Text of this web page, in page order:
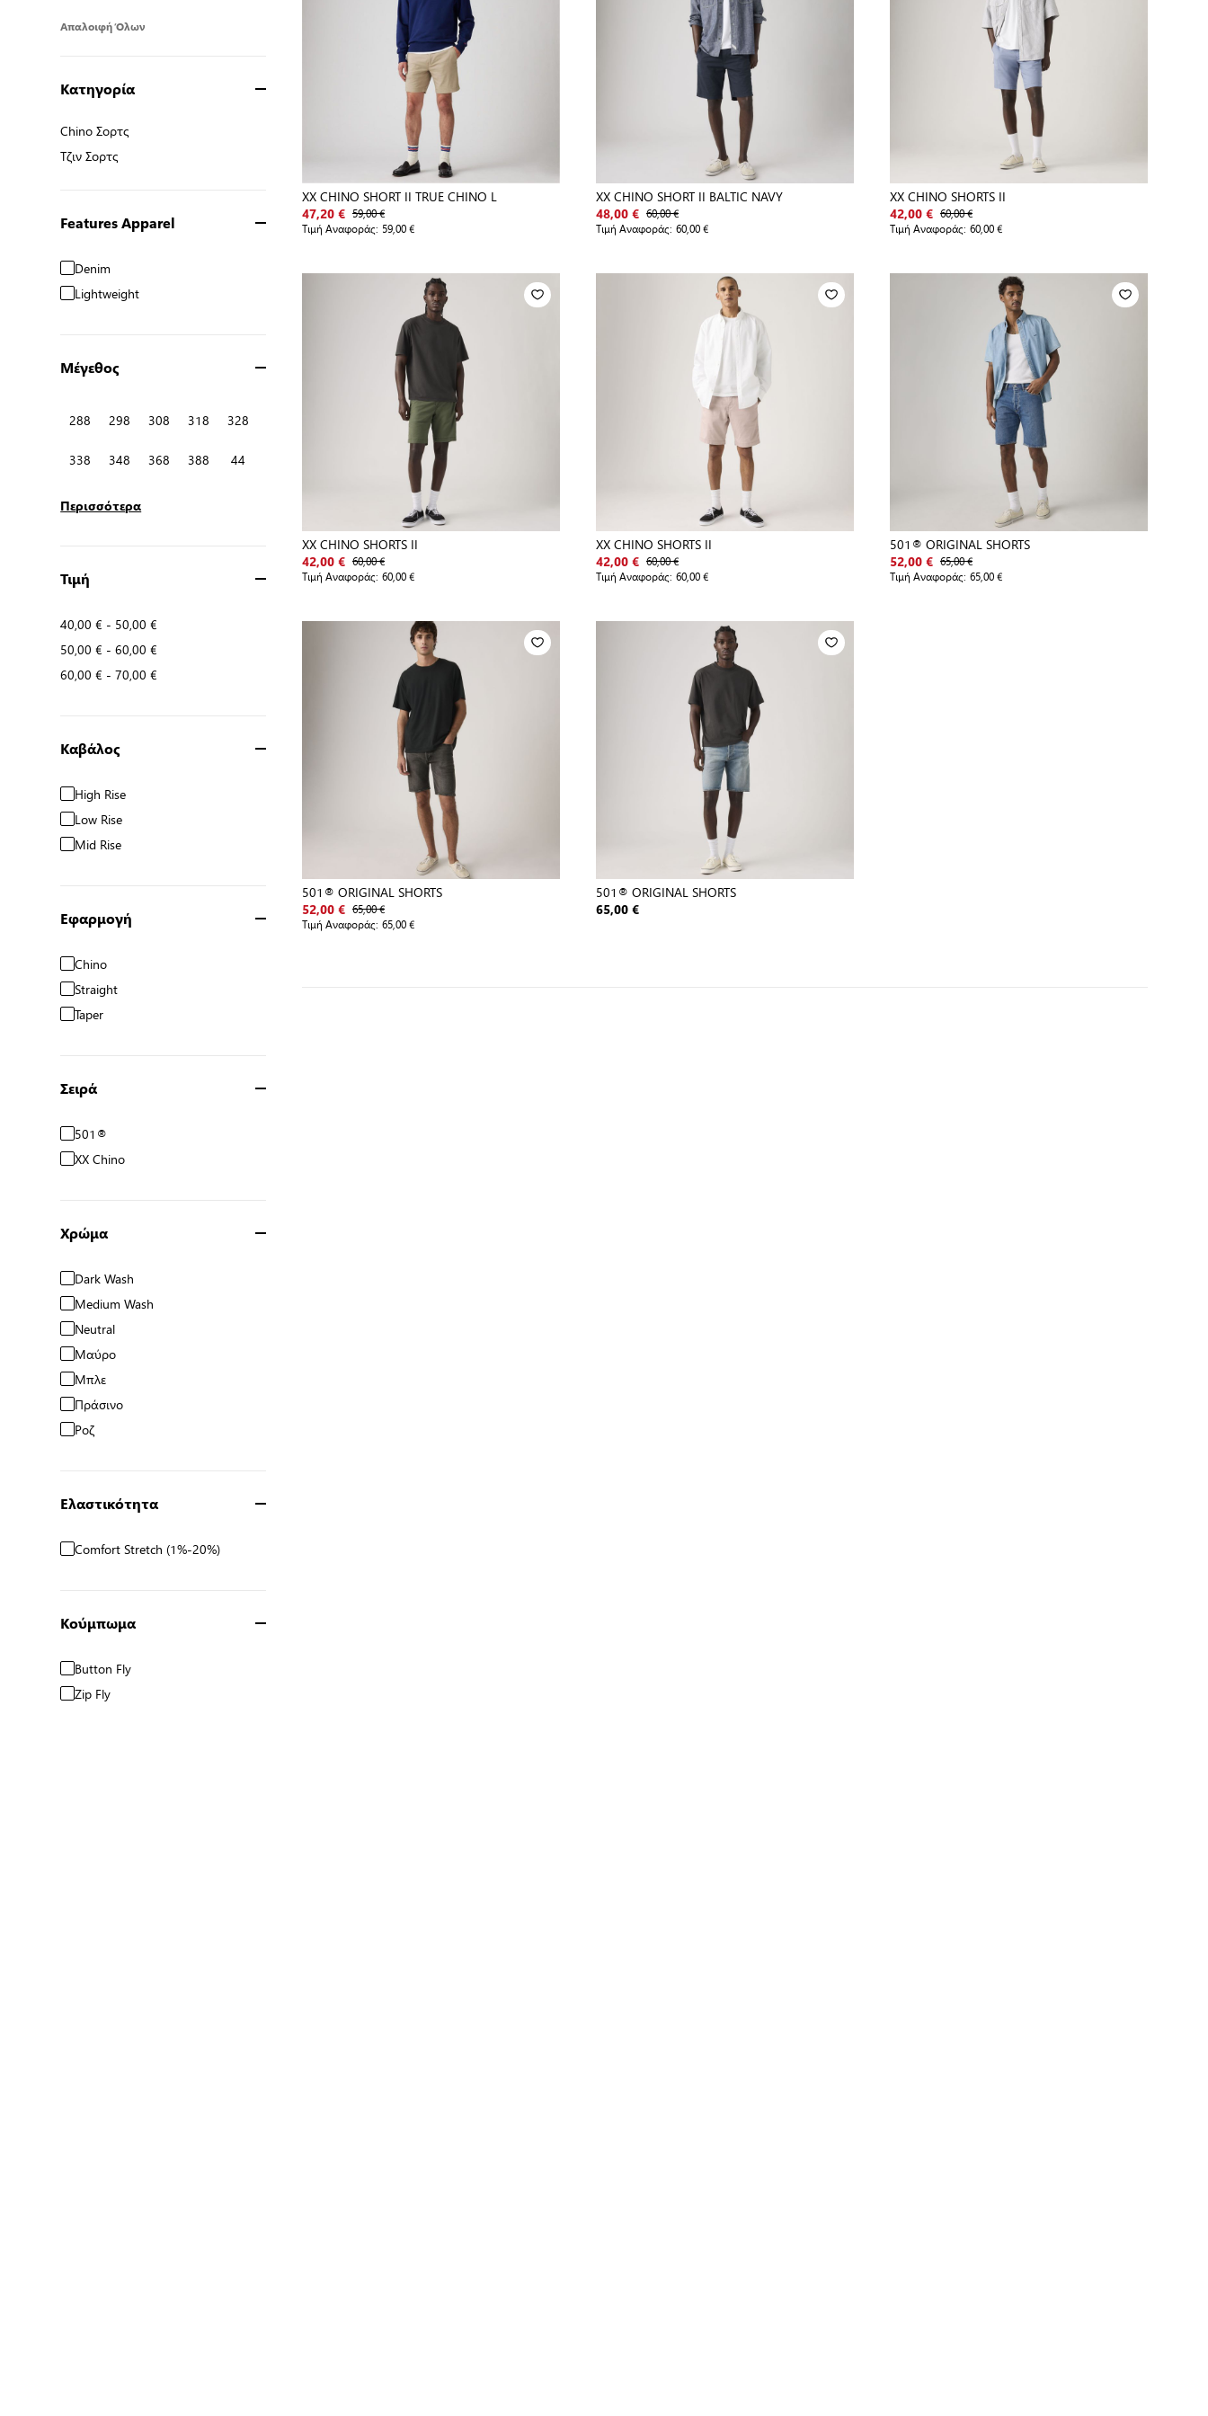
Απαλοιφή Όλων
Κατηγορία
Chino Σορτς
Chino Σορτς
Τζιν Σορτς
Τζιν Σορτς
Features Apparel
Denim
Lightweight
Μέγεθος
288 298 308 318
328
338
348 368 388 44
Περισσότερα
Τιμή
40,00 € - 50,00 €
50,00 € -60,00 €
60,00 € -70,00 €
Καβάλος
High Rise
Low Rise
Mid Rise
Εφαρμογή
Chino
Straight
Taper
Σειρά
501®
XX Chino
Χρώμα
Dark Wash
Medium Wash
Neutral
Μαύρο
Μπλε
Πράσινο
Ροζ
Ελαστικότητα
Comfort Stretch (1%-20%)
Κούμπωμα
Button Fly
Zip Fly
XX CHINO SHORT II TRUE CHINO L
47,20 € 59,00 €
Τιμή Αναφοράς: 59,00 €
XX CHINO SHORT II BALTIC NAVY
48,00 € 60,00 €
Τιμή Αναφοράς: 60,00 €
XX CHINO SHORTS II
42,00 € 60,00 €
Τιμή Αναφοράς: 60,00 €
XX CHINO SHORTS II
42,00 € 60,00 €
Τιμή Αναφοράς: 60,00 €
XX CHINO SHORTS II
42,00 € 60,00 €
Τιμή Αναφοράς: 60,00 €
501® ORIGINAL SHORTS
52,00 € 65,00 €
Τιμή Αναφοράς: 65,00 €
501® ORIGINAL SHORTS
52,00 € 65,00 €
Τιμή Αναφοράς: 65,00 €
501® ORIGINAL SHORTS
65,00 €